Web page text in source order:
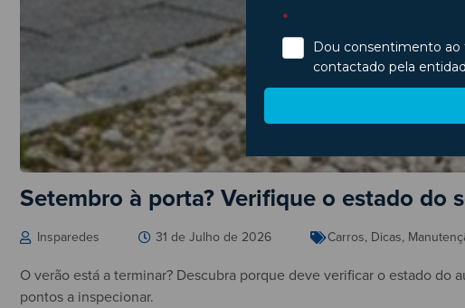
Setembro à porta? Verifique o estado do
Insparedes 31 de Julho de 2026 Carros, Dicas,
O verão está a terminar? Descubra porque deve verificar o estado
pontos a inspecionar.